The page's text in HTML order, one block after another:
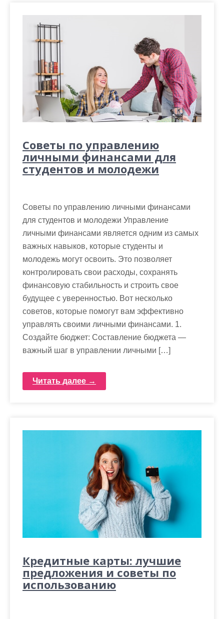
Советы по управлению
личными финансами для
студентов и молодежи
Советы по управлению личными финансами
для студентов и молодежи Управление
личными финансами является одним из самых
важных навыков, которые студенты и
молодежь могут освоить. Это позволяет
контролировать свои расходы, сохранять
финансовую стабильность и строить свое
будущее с уверенностью. Вот несколько
советов, которые помогут вам эффективно
управлять своими личными финансами. 1.
Создайте бюджет: Составление бюджета —
важный шаг в управлении личными […]
Читать далее →
Кредитные карты: лучшие
предложения и советы по
использованию